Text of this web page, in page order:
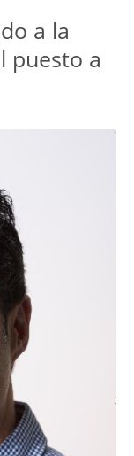
a la
puesto a